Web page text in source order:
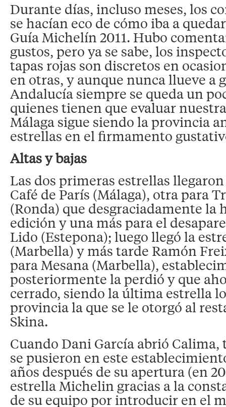
Durante días, incluso meses, los
se hacían eco de cómo iba a
Guía Michelín 2011. Hubo
gustos, pero ya se sabe, los
tapas rojas son discretos en
en otras, y aunque nunca llueve a
Andalucía siempre se queda un
quienes tienen que evaluar
Málaga sigue siendo la provincia
estrellas en el firmamento
Altas y bajas
Las dos primeras estrellas
Café de París (Málaga), otra para
(Ronda) que desgraciadamente la
edición y una más para el
Lido (Estepona); luego llegó la
(Marbella) y más tarde Ramón
para Mesana (Marbella),
posteriormente la perdió y que
cerrado, siendo la última estrella
provincia la que se le otorgó al
Skina.
Cuando Dani García abrió Calima,
se pusieron en este
años después de su apertura (en
estrella Michelin gracias a la
de su equipo por introducir en el